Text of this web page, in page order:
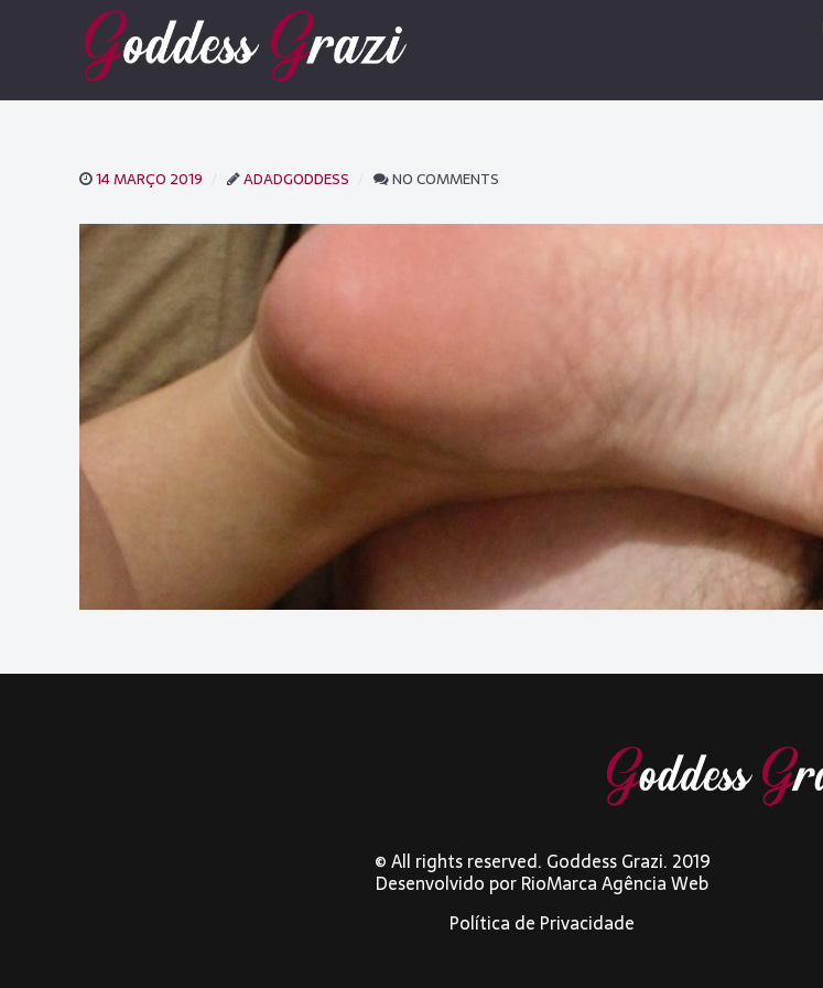
14 MARÇO 2019 ADADGODDESS NO COMMENTS
© All rights reserved. Goddess Grazi. 2019
Desenvolvido porRioMarca Agência Web
Política de Privacidade